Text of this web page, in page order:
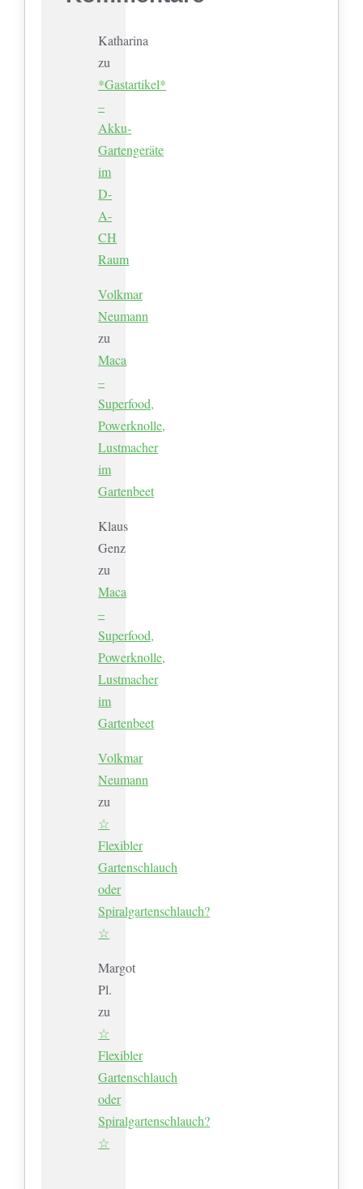
Katharina
zu
*Gastartikel*
–
Akku-
Gartengeräte
im
D-
A-
CH
Raum
Volkmar
Neumann
zu
Maca
–
Superfood,
Powerknolle,
Lustmacher
im
Gartenbeet
Klaus
Genz
zu
Maca
–
Superfood,
Powerknolle,
Lustmacher
im
Gartenbeet
Volkmar
Neumann
zu
☆
Flexibler
Gartenschlauch
oder
Spiralgartenschlauch?
☆
Margot
Pl.
zu
☆
Flexibler
Gartenschlauch
oder
Spiralgartenschlauch?
☆